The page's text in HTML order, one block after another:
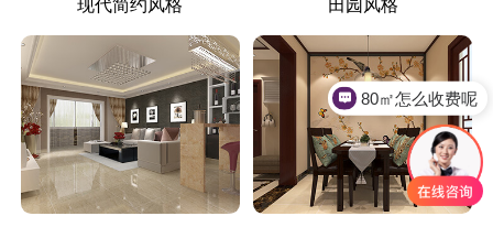
现代简约风格 田园风格
80㎡怎么收费呢